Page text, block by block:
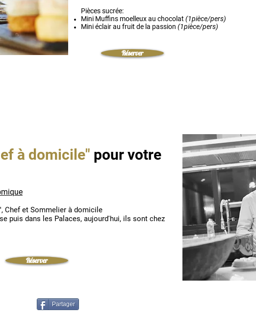
Pièces sucrée:
Mini Muffins moelleux au chocolat (1pièce/pers)
Mini éclair au fruit de la passion (1pièce/pers)
Réserver
à domicile" pour votre
Chef et Sommelier à domicile
puis dans les Palaces, aujourd'hui, ils sont chez
Réserver
Partager